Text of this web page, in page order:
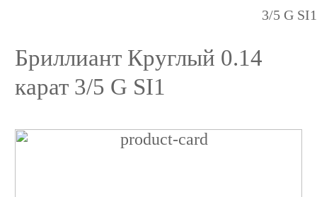
3/5 G SI1
Бриллиант Круглый 0.14
карат 3/5 G SI1
Бриллиант